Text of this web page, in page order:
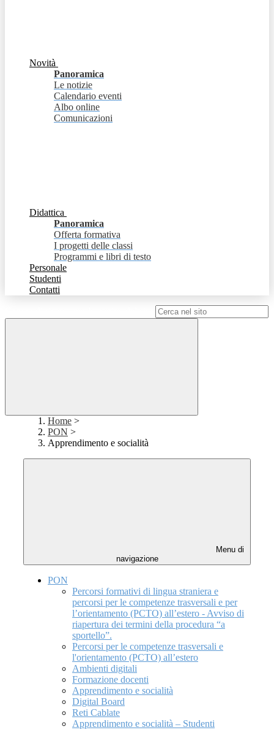
Novità
Panoramica
Le notizie
Calendario eventi
Albo online
Comunicazioni
Didattica
Panoramica
Offerta formativa
I progetti delle classi
Programmi e libri di testo
Personale
Studenti
Contatti
Home >
PON >
Apprendimento e socialità
Menu di
navigazione
PON
Percorsi formativi di lingua straniera e
percorsi per le competenze trasversali e per
l’orientamento (PCTO) all’estero - Avviso di
riapertura dei termini della procedura “a
sportello”.
Percorsi per le competenze trasversali e
l'orientamento (PCTO) all’estero
Ambienti digitali
Formazione docenti
Apprendimento e socialità
Digital Board
Reti Cablate
Apprendimento e socialità – Studenti